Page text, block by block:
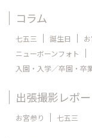
コラム
七五三 誕生日
ニューボーンフォト
入園・入学／卒園・卒
出張撮影レポ
お宮参り 七五三